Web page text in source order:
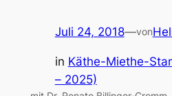
Juli 24, 2018—von
in Käthe-Miethe-
– 2025)